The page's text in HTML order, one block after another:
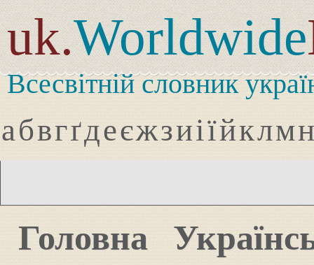
uk.Worldwide
Всесвітній словник
абвгґдеєжзиіїйклмн
Головна